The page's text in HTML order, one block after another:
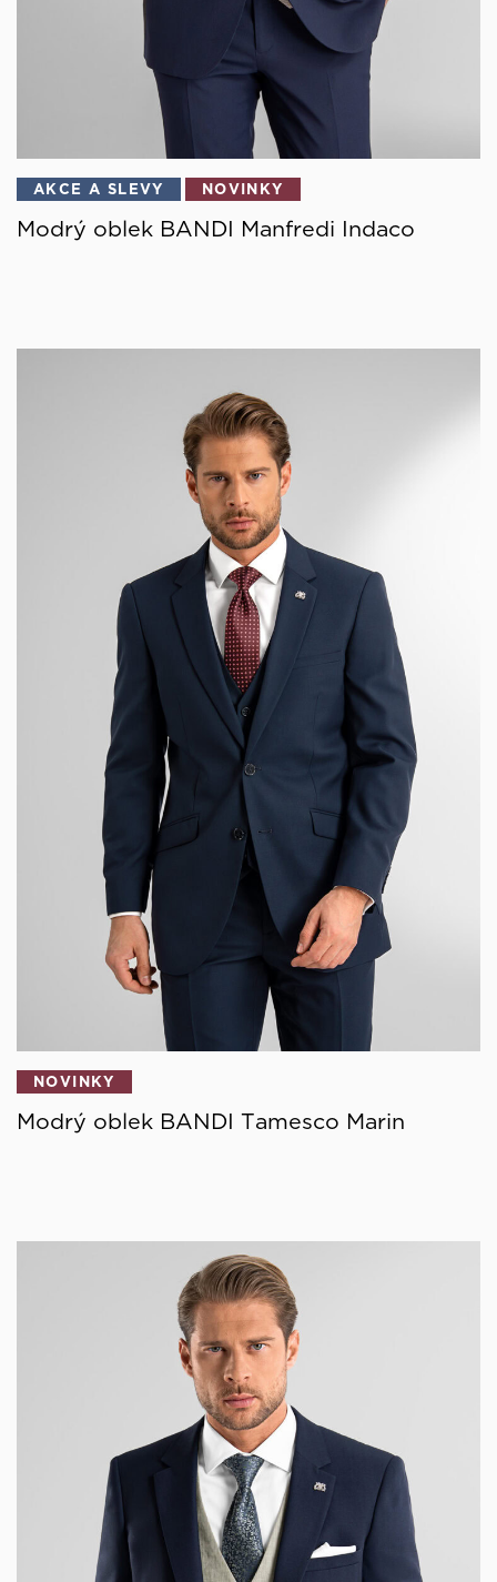
AKCE A SLEVY NOVINKY
Modrý oblek BANDI Manfredi Indaco
NOVINKY
Modrý oblek BANDI Tamesco Marin